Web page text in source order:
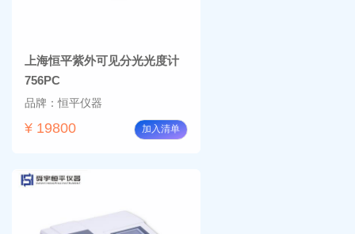
上海恒平紫外可见分光光度计
756PC
品牌：恒平仪器
¥ 19800 加入清单